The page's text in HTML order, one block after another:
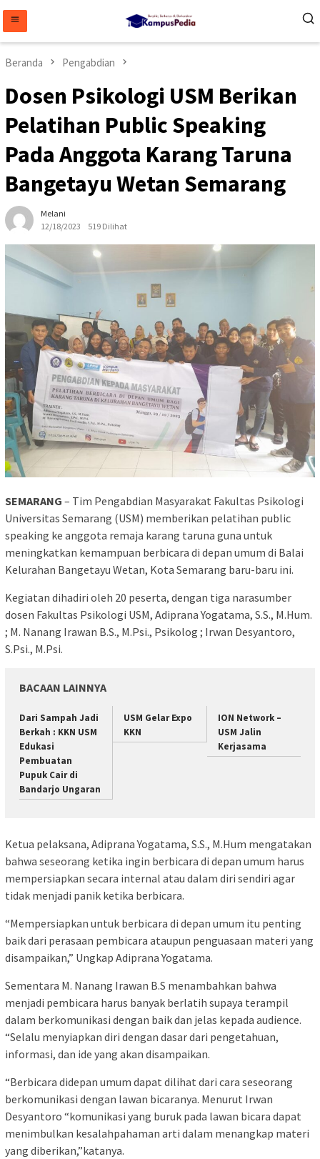
konten
Beranda Pengabdian
Dosen Psikologi USM Berikan
Pelatihan Public Speaking
Pada Anggota Karang Taruna
Bangetayu Wetan Semarang
Melani
12/18/2023
519 Dilihat
SEMARANG – Tim Pengabdian Masyarakat Fakultas Psikologi
Universitas Semarang (USM) memberikan pelatihan public
speaking ke anggota remaja karang taruna guna untuk
meningkatkan kemampuan berbicara di depan umum di Balai
Kelurahan Bangetayu Wetan, Kota Semarang baru-baru ini.
Kegiatan dihadiri oleh 20 peserta, dengan tiga narasumber
dosen Fakultas Psikologi USM, Adiprana Yogatama, S.S., M.Hum.
; M. Nanang Irawan B.S., M.Psi., Psikolog ; Irwan Desyantoro,
S.Psi., M.Psi.
BACAAN LAINNYA
Dari Sampah Jadi
Berkah : KKN USM
Edukasi
Pembuatan
Pupuk Cair di
Bandarjo Ungaran
USM Gelar Expo
KKN
ION Network –
USM Jalin
Kerjasama
Ketua pelaksana, Adiprana Yogatama, S.S., M.Hum mengatakan
bahwa seseorang ketika ingin berbicara di depan umum harus
mempersiapkan secara internal atau dalam diri sendiri agar
tidak menjadi panik ketika berbicara.
“Mempersiapkan untuk berbicara di depan umum itu penting
baik dari perasaan pembicara ataupun penguasaan materi yang
disampaikan,” Ungkap Adiprana Yogatama.
Sementara M. Nanang Irawan B.S menambahkan bahwa
menjadi pembicara harus banyak berlatih supaya terampil
dalam berkomunikasi dengan baik dan jelas kepada audience.
“Selalu menyiapkan diri dengan dasar dari pengetahuan,
informasi, dan ide yang akan disampaikan.
“Berbicara didepan umum dapat dilihat dari cara seseorang
berkomunikasi dengan lawan bicaranya. Menurut Irwan
Desyantoro “komunikasi yang buruk pada lawan bicara dapat
menimbulkan kesalahpahaman arti dalam menangkap materi
yang diberikan,”katanya.